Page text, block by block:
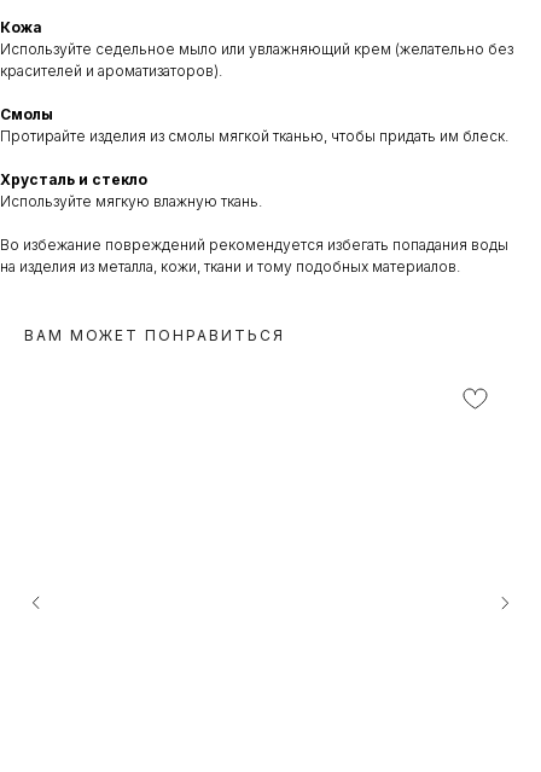
Кожа
Используйте седельное мыло или увлажняющий крем (желательно без
красителей и ароматизаторов).
Смолы
Протирайте изделия из смолы мягкой тканью, чтобы придать им блеск.
Хрусталь и стекло
Используйте мягкую влажную ткань.
Во избежание повреждений рекомендуется избегать попадания воды
на изделия из металла, кожи, ткани и тому подобных материалов.
ВАМ МОЖЕТ ПОНРАВИТЬСЯ